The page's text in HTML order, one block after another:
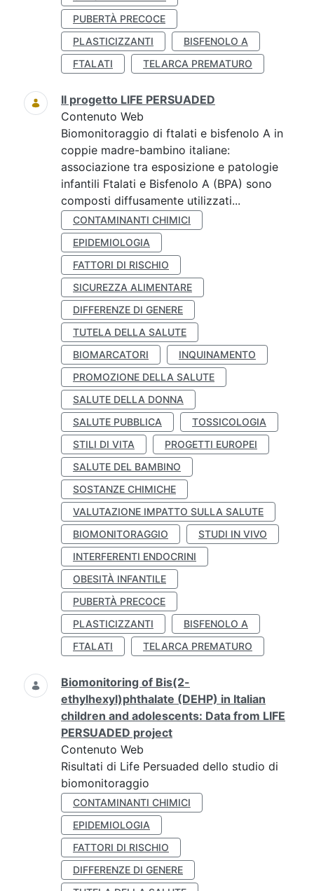
PUBERTÀ PRECOCE
PLASTICIZZANTI
BISFENOLO A
FTALATI
TELARCA PREMATURO
Il progetto LIFE PERSUADED
Contenuto Web
Biomonitoraggio di ftalati e bisfenolo A in
coppie madre-bambino italiane:
associazione tra esposizione e patologie
infantili Ftalati e Bisfenolo A (BPA) sono
composti diffusamente utilizzati...
CONTAMINANTI CHIMICI
EPIDEMIOLOGIA
FATTORI DI RISCHIO
SICUREZZA ALIMENTARE
DIFFERENZE DI GENERE
TUTELA DELLA SALUTE
BIOMARCATORI
INQUINAMENTO
PROMOZIONE DELLA SALUTE
SALUTE DELLA DONNA
SALUTE PUBBLICA
TOSSICOLOGIA
STILI DI VITA
PROGETTI EUROPEI
SALUTE DEL BAMBINO
SOSTANZE CHIMICHE
VALUTAZIONE IMPATTO SULLA SALUTE
BIOMONITORAGGIO
STUDI IN VIVO
INTERFERENTI ENDOCRINI
OBESITÀ INFANTILE
PUBERTÀ PRECOCE
PLASTICIZZANTI
BISFENOLO A
FTALATI
TELARCA PREMATURO
Biomonitoring of Bis(2-
ethylhexyl)phthalate (DEHP) in Italian
children and adolescents: Data from LIFE
PERSUADED project
Contenuto Web
Risultati di Life Persuaded dello studio di
biomonitoraggio
CONTAMINANTI CHIMICI
EPIDEMIOLOGIA
FATTORI DI RISCHIO
DIFFERENZE DI GENERE